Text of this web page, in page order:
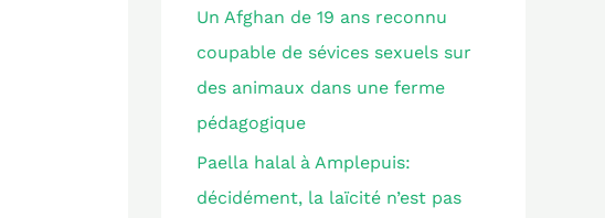
Un Afghan de 19 ans reconnu
coupable de sévices sexuels sur
des animaux dans une ferme
pédagogique
Paella halal à Amplepuis:
décidément, la laïcité n’est pas